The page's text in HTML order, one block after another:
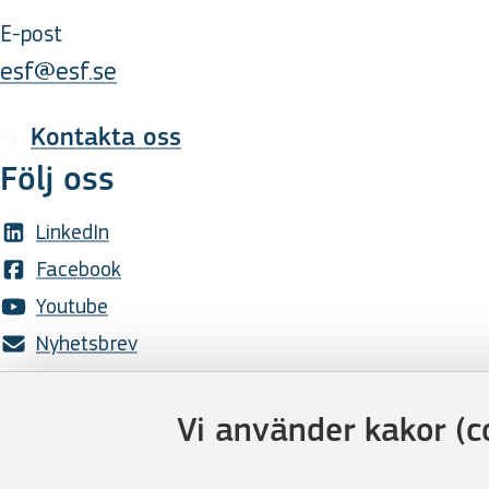
Vi använder kakor
E-post
esf@esf.se
Kontakta oss
Följ oss
LinkedIn
Facebook
Youtube
Nyhetsbrev